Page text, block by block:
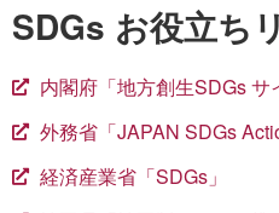
SDGs お役立ち
内閣府「地方創生SDGs サ
外務省「JAPAN SDGs
経済産業省「SDGs」